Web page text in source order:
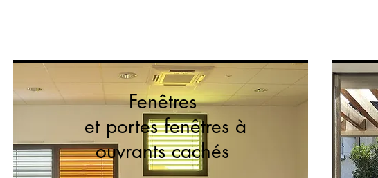
Fenêtres
et portes fenêtres à
ouvrants cachés